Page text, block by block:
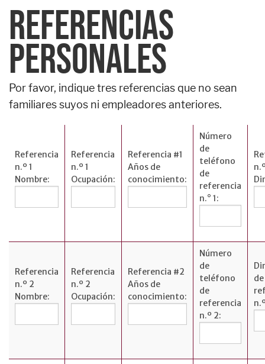
REFERENCIAS
PERSONALES
Por favor, indique tres referencias que no sean
familiares suyos ni empleadores anteriores.
Referencia
n.º 1
Nombre:
Referencia
n.º 1
Ocupación:
Referencia #1
Años de
conocimiento:
Número
de
teléfono
de
referencia
n.° 1:
Referencia
n.º 2
Nombre:
Referencia
n.º 2
Ocupación:
Referencia #2
Años de
conocimiento:
Número
de
teléfono
de
referencia
n.º 2:
de